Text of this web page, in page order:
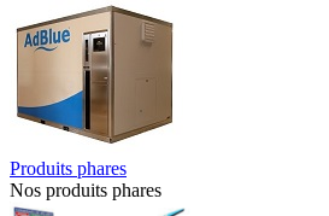
Produits phares
Nos produits phares